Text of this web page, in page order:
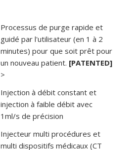
Processus de purge rapide et
guidé par l'utilisateur (en 1 à 2
minutes) pour que soit prêt pour
un nouveau patient. [PATENTED]
>
Injection à débit constant et
injection à faible débit avec
1ml/s de précision
Injecteur multi procédures et
multi dispositifs médicaux (CT